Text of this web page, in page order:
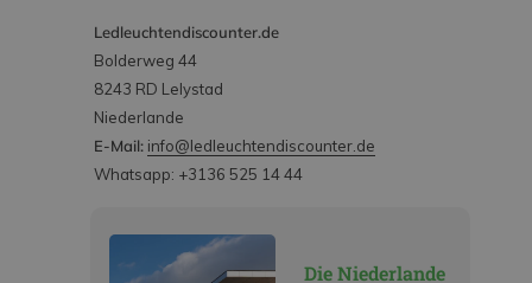
Ledleuchtendiscounter.de
Bolderweg 44
8243 RD Lelystad
Niederlande
E-Mail: info@ledleuchtendiscounter.de
Whatsapp: +3136 525 14 44
Die Niederlande